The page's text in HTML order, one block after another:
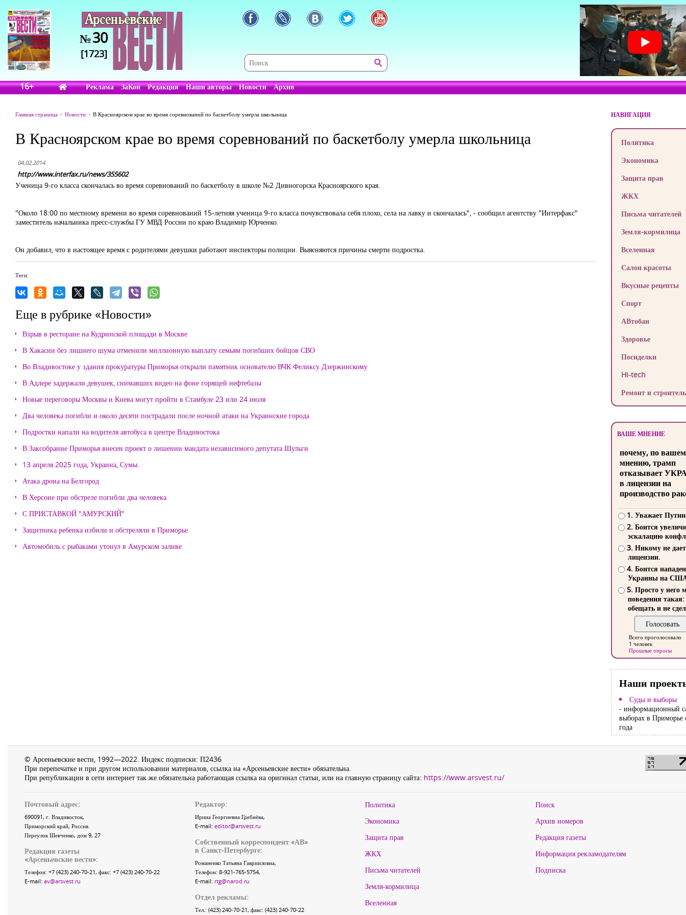
№30
[1723]
16+ Реклама ЗаКон Редакция Наши авторы Новости Архив
Главная страница Новости В Красноярском крае во время соревнований по баскетболу умерла школьница
В Красноярском крае во время соревнований по баскетболу умерла школьница
04.02.2014
http://www.interfax.ru/news/355602
Ученица 9-го класса скончалась во время соревнований по баскетболу в школе №2 Дивногорска Красноярского края.
"Около 18:00 по местному времени во время соревнований 15-летняя ученица 9-го класса почувствовала себя плохо, села на лавку и скончалась", - сообщил агентству "Интерфакс"
заместитель начальника пресс-службы ГУ МВД России по краю Владимир Юрченко.
Он добавил, что в настоящее время с родителями девушки работают инспекторы полиции. Выясняются причины смерти подростка.
Теги:
Еще в рубрике «Новости»
Взрыв в ресторане на Кудринской площади в Москве
В Хакасии без лишнего шума отменили миллионную выплату семьям погибших бойцов СВО
Во Владивостоке у здания прокуратуры Приморья открыли памятник основателю ВЧК Феликсу Дзержинскому
В Адлере задержали девушек, снимавших видео на фоне горящей нефтебазы
Новые переговоры Москвы и Киева могут пройти в Стамбуле 23 или 24 июля
Два человека погибли и около десяти пострадали после ночной атаки на Украинские города
Подростки напали на водителя автобуса в центре Владивостока
В Заксобрание Приморья внесен проект о лишении мандата независимого депутата Шульги
13 апреля 2025 года, Украина, Сумы.
Атака дрона на Белгород
В Херсоне при обстреле погибли два человека
С ПРИСТАВКОЙ "АМУРСКИЙ"
Защитника ребенка избили и обстреляли в Приморье
Автомобиль с рыбаками утонул в Амурском заливе
НАВИГАЦИЯ
Политика
Экономика
Защита прав
ЖКХ
Письма читателей
Земля-кормилица
Вселенная
Салон красоты
Вкусные рецепты
Спорт
АВтобан
Здоровье
Посиделки
Hi-tech
Ремонт и
ВАШЕ МНЕНИЕ
почему, по
мнению, трамп
отказывает
в лицензии на
производство
1. Уважает
2. Боится
эскалацию
3. Никому не
лицензии.
4. Боится
Украины на
5. Просто у него
поведения такая:
обещать и не
Всего проголосовало
1 человек
Прошлые опросы
Наши
Суды и выборы
- информационный
выборах в Приморье
года
© Арсеньевские вести, 1992—2022. Индекс подписки: П2436
При перепечатке и при другом использовании материалов, ссылка на «Арсеньевские вести» обязательна.
При републикации в сети интернет так же обязательна работающая ссылка на оригинал статьи, или на главную страницу сайта: https://www.arsvest.ru/
Почтовый адрес:
690091, г. Владивосток,
Приморский край, Россия.
Переулок Шевченко, дом 9, 27
Редакция газеты
«Арсеньевские вести»:
Телефон: +7 (423) 240-70-21, факс: +7 (423) 240-70-22
E-mail: av@arsvest.ru
Редактор:
Ирина Георгиевна Гребнёва,
E-mail: editor@arsvest.ru
Собственный корреспондент «АВ»
в Санкт-Петербурге:
Романенко Татьяна Гаврииловна,
Телефон: 8-921-765-5754,
E-mail: rtg@narod.ru
Отдел рекламы:
Тел.: (423) 240-70-21, факс: (423) 240-70-22
Политика
Экономика
Защита прав
ЖКХ
Письма читателей
Земля-кормилица
Вселенная
Поиск
Архив номеров
Редакция газеты
Информация рекламодателям
Подписка